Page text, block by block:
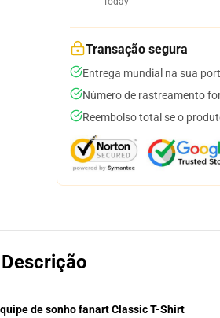
Transação segura
Entrega mundial na sua
Número de rastreamento
Reembolso total se o
Descrição
de sonho fanart Classic T-Shirt